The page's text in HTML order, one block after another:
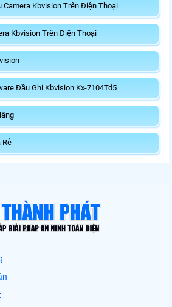
Camera Kbvision Trên Điện Thoại
Kbvision Trên Điện Thoại
Đầu Ghi Kbvision Kx-7104Td5
Rẻ